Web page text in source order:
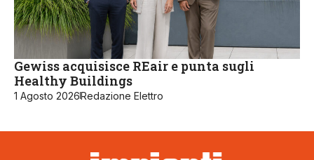
Gewiss acquisisce REair e punta sugli
Healthy Buildings
1 Agosto 2026Redazione Elettro